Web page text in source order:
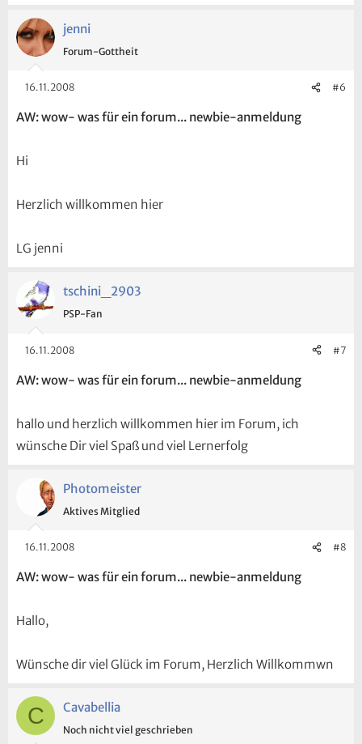
jenni
Forum-Gottheit
16.11.2008 #6
AW: wow- was für ein forum... newbie-anmeldung
Hi
Herzlich willkommen hier
LG jenni
tschini_2903
PSP-Fan
16.11.2008 #7
AW: wow- was für ein forum... newbie-anmeldung
hallo und herzlich willkommen hier im Forum, ich
wünsche Dir viel Spaß und viel Lernerfolg
Photomeister
Aktives Mitglied
16.11.2008 #8
AW: wow- was für ein forum... newbie-anmeldung
Hallo,
Wünsche dir viel Glück im Forum, Herzlich Willkommwn
C Cavabellia
Noch nicht viel geschrieben